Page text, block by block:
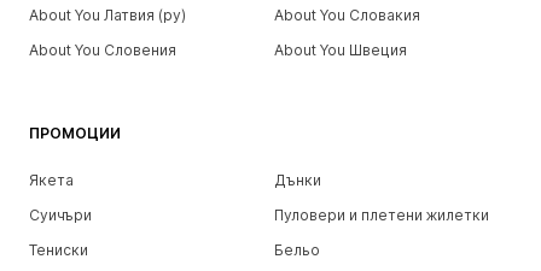
ПРОМОЦИИ
Якета
Дънки
Суичъри
Пуловери и плетени жилетки
Тениски
Бельо
About You Латвия (ру)
About You Словакия
About You Словения
About You Швеция